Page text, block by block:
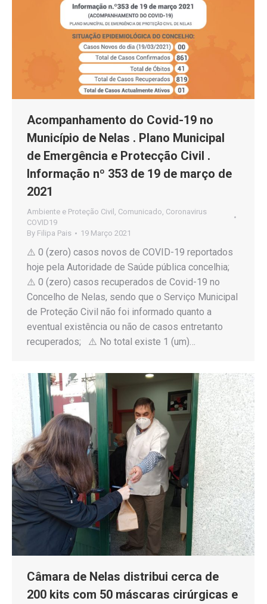
Acompanhamento do Covid-19 no
Município de Nelas . Plano Municipal
de Emergência e Protecção Civil .
Informação nº 353 de 19 de março de
2021
Ambiente e Proteção Civil Comunicado Coronavirus
COVID19
By Filipa Pais 19 Março 2021
⚠️ 0 (zero) casos novos de COVID-19 reportados
hoje pela Autoridade de Saúde pública concelhia;
⚠️ 0 (zero) casos recuperados de Covid-19 no
Concelho de Nelas, sendo que o Serviço Municipal
de Proteção Civil não foi informado quanto a
eventual existência ou não de casos entretanto
recuperados; ⚠️ No total existe 1 (um)…
Câmara de Nelas distribui cerca de
200 kits com 50 máscaras cirúrgicas e